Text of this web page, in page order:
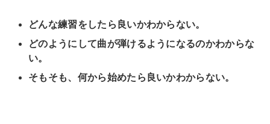
どんな練習をしたら良いかわからない。
どのようにして曲が弾けるようになるのかわからな
い。
そもそも、何から始めたら良いかわからない。